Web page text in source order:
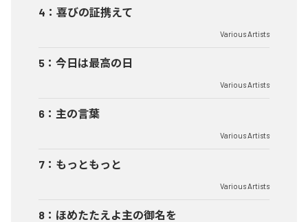
4 ： 喜びの証携えて
Various Artists
5 ： 今日は最高の日
Various Artists
6 ： 主の言葉
Various Artists
7 ： もっともっと
Various Artists
8 ： ほめたたえよ主の御名を